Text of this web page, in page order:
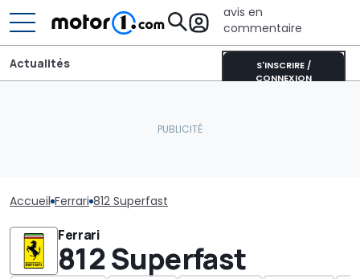
avis en
commentaire
S'INSCRIRE /
CONNEXION
Actualités
Accueil Ferrari 812 Superfast
Ferrari
812 Superfast